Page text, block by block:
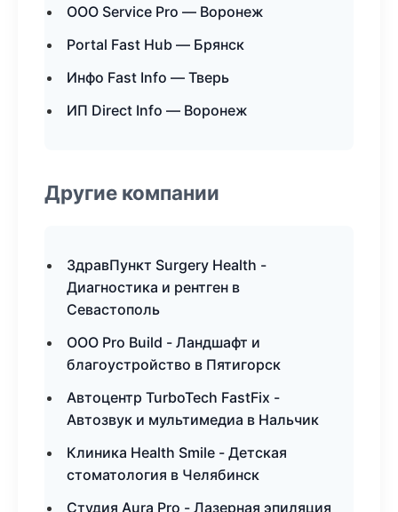
ООО Service Pro — Воронеж
Portal Fast Hub — Брянск
Инфо Fast Info — Тверь
ИП Direct Info — Воронеж
Другие компании
ЗдравПункт Surgery Health -
Диагностика и рентген в
Севастополь
ООО Pro Build - Ландшафт и
благоустройство в Пятигорск
Автоцентр TurboTech FastFix -
Автозвук и мультимедиа в Нальчик
Клиника Health Smile - Детская
стоматология в Челябинск
Студия Aura Pro - Лазерная эпиляция